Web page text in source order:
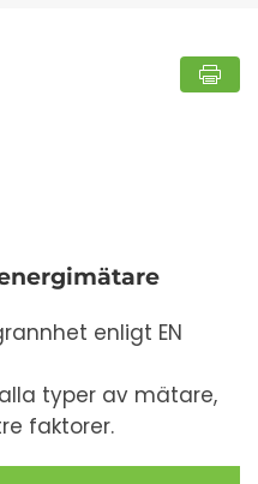
enligt EN
typer av mätare,
faktorer.